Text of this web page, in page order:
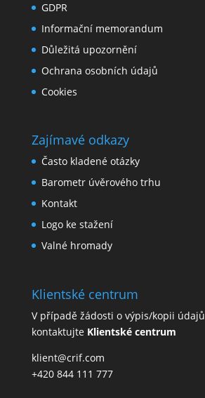
GDPR
Informační memorandum
Důležitá upozornění
Ochrana osobních údajů
Cookies
Zajímavé odkazy
Často kladené otázky
Barometr úvěrového trhu
Kontakt
Logo ke stažení
Valné hromady
Klientské centrum
V případě žádosti o výpis/kopii údajů
kontaktujte Klientské centrum
klient@crif.com
+420 844 111 777